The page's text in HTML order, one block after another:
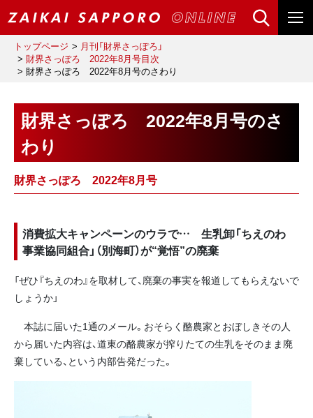
トップページ
月刊「財界さっぽろ」
財界さっぽろ 2022年8月号目次
財界さっぽろ 2022年8月号のさわり
財界さっぽろ 2022年8月号のさ
わり
財界さっぽろ 2022年8月号
消費拡大キャンペーンのウラで… 生乳卸「ちえのわ
事業協同組合」（別海町）が“覚悟”の廃棄
「ぜひ『ちえのわ』を取材して、廃棄の事実を報道してもらえないで
しょうか」
本誌に届いた1通のメール。おそらく酪農家とおぼしきその人
から届いた内容は、道東の酪農家が搾りたての生乳をそのまま廃
棄している、という内部告発だった。